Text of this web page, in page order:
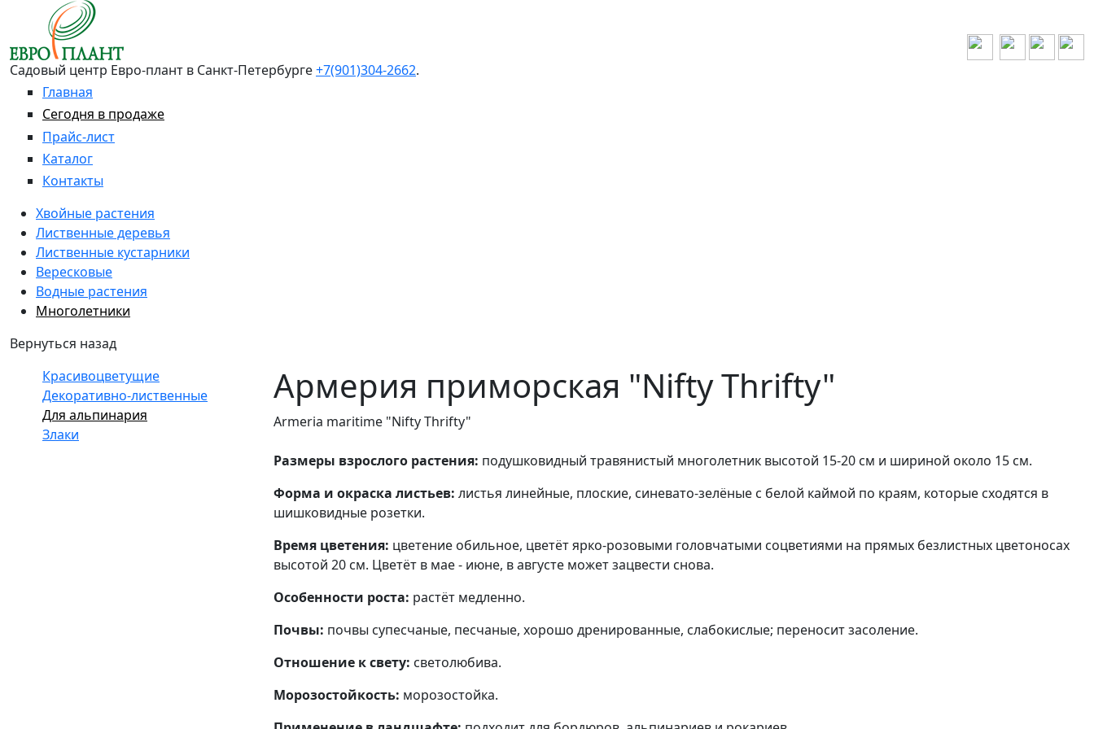
Перейти к основному содержанию
Садовый центр Евро-плант в Санкт-Петербурге+7(901)304-2662.
Главная
Сегодня в продаже
Прайс-лист
Каталог
Контакты
Хвойные растения
Лиственные деревья
Лиственные кустарники
Вересковые
Водные растения
Многолетники
Вернуться назад
Красивоцветущие
Декоративно-лиственные
Для альпинария
Злаки
Армерия приморская "Nifty Thrifty"
Armeria maritime "Nifty Thrifty"
Размеры взрослого растения: подушковидный травянистый многолетник высотой 15-20 см и шириной около 15 см.
Форма и окраска листьев: листья линейные, плоские, синевато-зелёные с белой каймой по краям, которые сходятся в
шишковидные розетки.
Время цветения: цветение обильное, цветёт ярко-розовыми головчатыми соцветиями на прямых безлистных цветоносах
высотой 20 см. Цветёт в мае - июне, в августе может зацвести снова.
Особенности роста: растёт медленно.
Почвы: почвы супесчаные, песчаные, хорошо дренированные, слабокислые; переносит засоление.
Отношение к свету: светолюбива.
Морозостойкость: морозостойка.